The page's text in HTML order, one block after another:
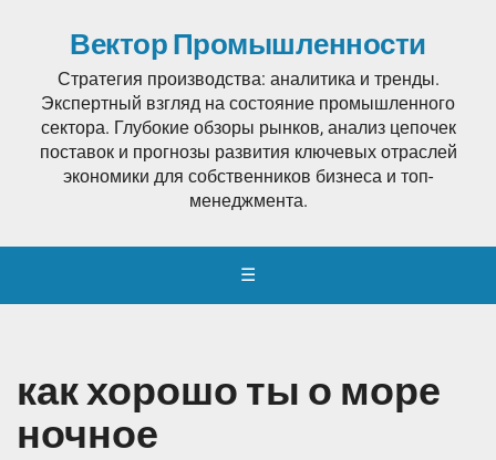
Вектор Промышленности
Стратегия производства: аналитика и тренды.
Экспертный взгляд на состояние промышленного
сектора. Глубокие обзоры рынков, анализ цепочек
поставок и прогнозы развития ключевых отраслей
экономики для собственников бизнеса и топ-
менеджмента.
☰
как хорошо ты о море
ночное